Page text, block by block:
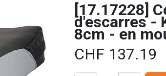
[17.17228]
d'escarres -
8cm - en
CHF 137.19